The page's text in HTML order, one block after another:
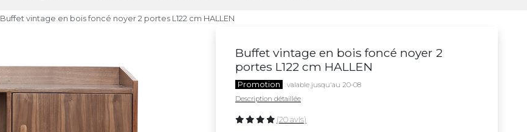
Buffet vintage en bois foncé noyer 2 portes L122 cm HALLEN
Buffet vintage en bois foncé noyer 2
portes L122 cm HALLEN
Promotion
valable jusqu'au 20-08
Description détaillée
(20 avis)